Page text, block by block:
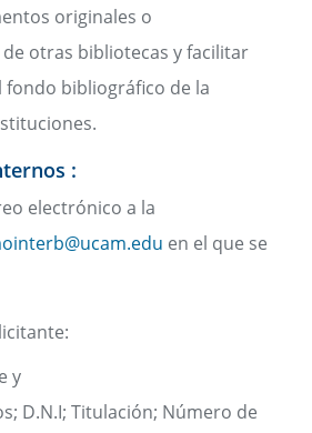
originales o
otras bibliotecas y facilitar
bibliográfico de la
:
electrónico a la
en el que se
y
D.N.I; Titulación; Número de